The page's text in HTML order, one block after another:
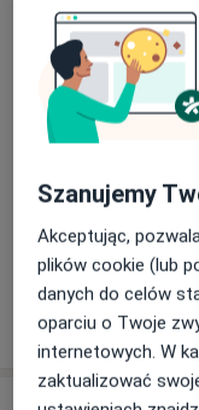
Od 269 zł Szczegóły
Konsultacja
serca
Od 389 zł
Próba wysiłkowa
Od 140 zł
W jaki sposób
Szanujemy
Akceptując,
plików cookie (lub
danych do celów
oparciu o Twoje
internetowych. W
zaktualizować